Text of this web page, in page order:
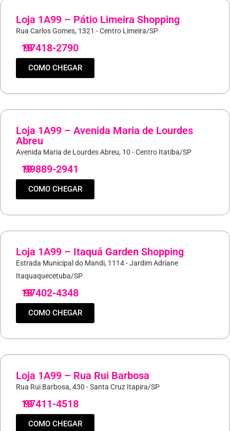
Loja 1A99 – Pátio Limeira Shopping
Rua Carlos Gomes, 1321 - Centro Limeira/SP
19
97418-2790
COMO CHEGAR
Loja 1A99 – Avenida Maria de Lourdes
Abreu
Avenida Maria de Lourdes Abreu, 10 - Centro Itatiba/SP
19
99889-2941
COMO CHEGAR
Loja 1A99 – Itaquá Garden Shopping
Estrada Municipal do Mandi, 1114 - Jardim Adriane
Itaquaquecetuba/SP
19
97402-4348
COMO CHEGAR
Loja 1A99 – Rua Rui Barbosa
Rua Rui Barbosa, 430 - Santa Cruz Itapira/SP
19
97411-4518
COMO CHEGAR